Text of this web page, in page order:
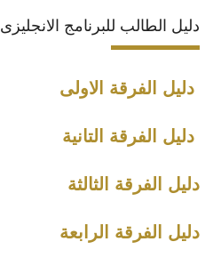
دليل الطالب للبرنامج الانجليزى
دليل الفرقة الاولى
دليل الفرقة التانية
دليل الفرقة الثالثة
دليل الفرقة الرابعة